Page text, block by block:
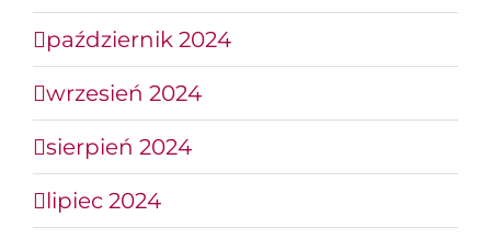
październik 2024
wrzesień 2024
sierpień 2024
lipiec 2024